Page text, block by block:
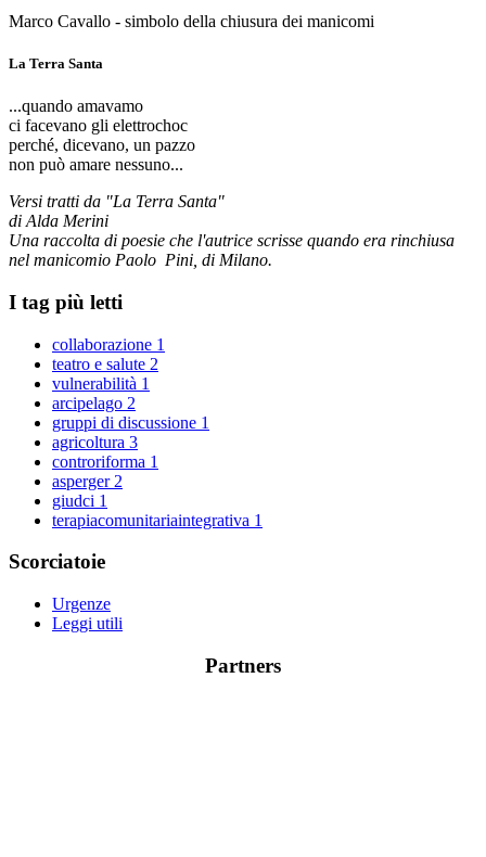
Marco Cavallo - simbolo della chiusura dei manicomi
La Terra Santa
...quando amavamo
ci facevano gli elettrochoc
perché, dicevano, un pazzo
non può amare nessuno...
Versi tratti da "La Terra Santa"
di Alda Merini
Una raccolta di poesie che l'autrice scrisse quando era rinchiusa
nel manicomio Paolo Pini, di Milano.
I tag più letti
collaborazione 1
teatro e salute 2
vulnerabilità 1
arcipelago 2
gruppi di discussione 1
agricoltura 3
controriforma 1
asperger 2
giudci 1
terapiacomunitariaintegrativa 1
Scorciatoie
Urgenze
Leggi utili
Partners